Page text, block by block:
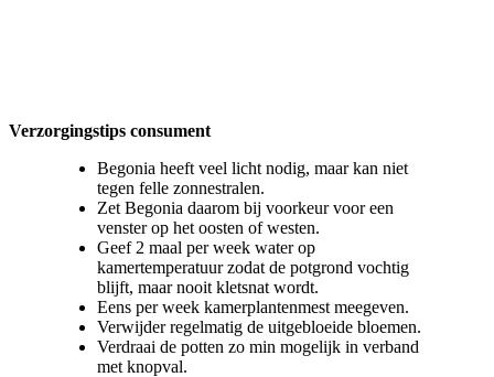
Verzorgingstips consument
Begonia heeft veel licht nodig, maar kan niet
tegen felle zonnestralen.
Zet Begonia daarom bij voorkeur voor een
venster op het oosten of westen.
Geef 2 maal per week water op
kamertemperatuur zodat de potgrond vochtig
blijft, maar nooit kletsnat wordt.
Eens per week kamerplantenmest meegeven.
Verwijder regelmatig de uitgebloeide bloemen.
Verdraai de potten zo min mogelijk in verband
met knopval.